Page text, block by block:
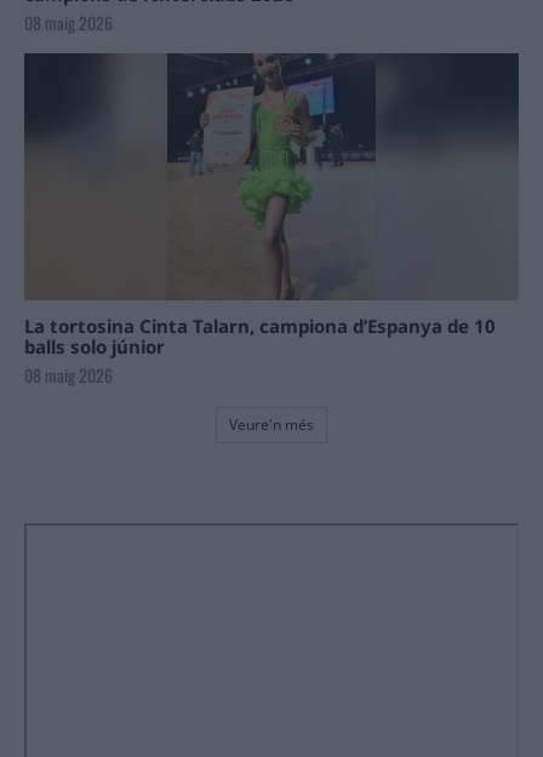
08 maig 2026
La tortosina Cinta Talarn, campiona d’Espanya de 10
balls solo júnior
08 maig 2026
Veure'n més